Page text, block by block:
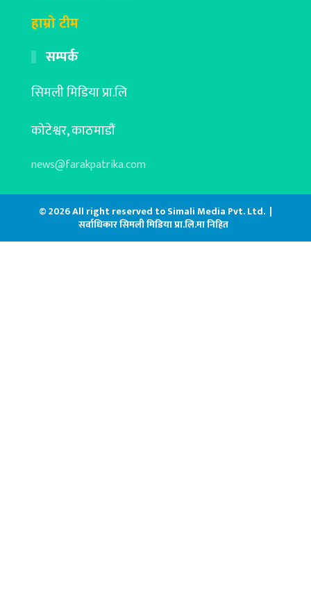
हाम्रो टीम
सम्पर्क
सिमली मिडिया प्रा.लि
कोटेश्वर, काठमाडौं
news@farakpatrika.com
© 2026 All right reserved to Simali Media Pvt. Ltd. |
सर्वाधिकार सिमली मिडिया प्रा.लि.मा निहित